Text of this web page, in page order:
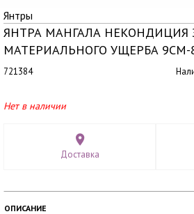
Янтры
ЯНТРА МАНГАЛА НЕКОНДИЦИЯ
МАТЕРИАЛЬНОГО УЩЕРБА
721384
Нет в наличии
Доставка
ОПИСАНИЕ